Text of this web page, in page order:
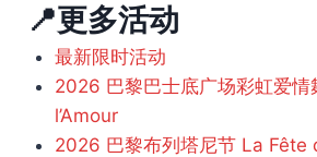
📍更多活动
最新限时活动
2026 巴黎巴士底广场彩虹爱
l’Amour
2026 巴黎布列塔尼节 La Fête